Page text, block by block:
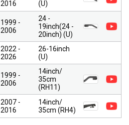
2016 (U)
1999 -
2006
24 -
19inch(24 -
20inch) (U)
2022 -
2026
26-16inch
(U)
1999 -
2006
14inch/
35cm
(RH11)
2007 -
2016
14inch/
35cm (RH4)